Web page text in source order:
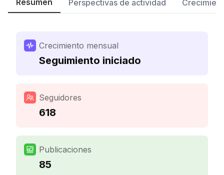
Resumen Perspectivas de actividad
Crecimiento mensual
Seguimiento iniciado
Seguidores
618
Publicaciones
85